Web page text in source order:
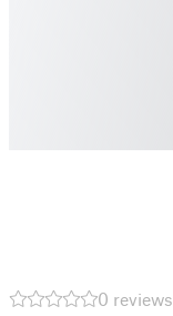
0 reviews